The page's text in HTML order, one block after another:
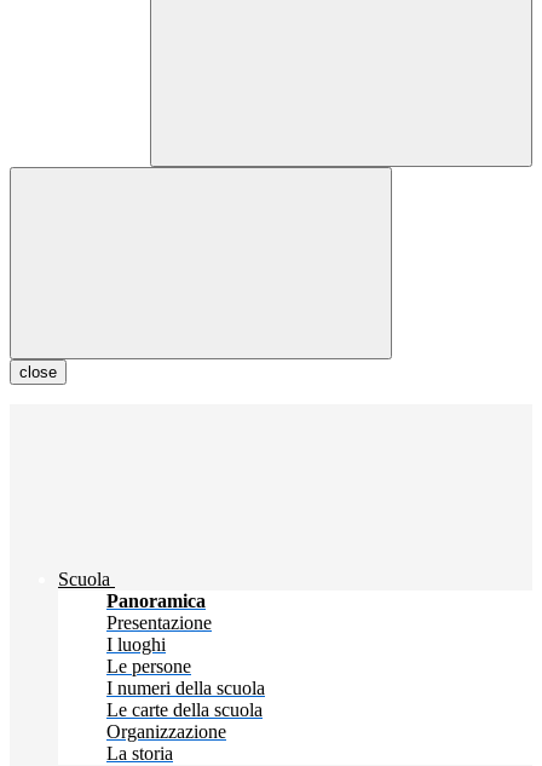
close
Scuola
Panoramica
Presentazione
I luoghi
Le persone
I numeri della scuola
Le carte della scuola
Organizzazione
La storia